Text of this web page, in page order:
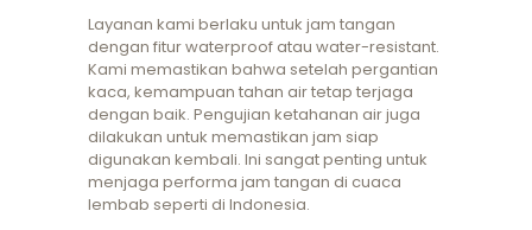
Layanan kami berlaku untuk jam tangan
dengan fitur waterproof atau water-resistant.
Kami memastikan bahwa setelah pergantian
kaca, kemampuan tahan air tetap terjaga
dengan baik. Pengujian ketahanan air juga
dilakukan untuk memastikan jam siap
digunakan kembali. Ini sangat penting untuk
menjaga performa jam tangan di cuaca
lembab seperti di Indonesia.